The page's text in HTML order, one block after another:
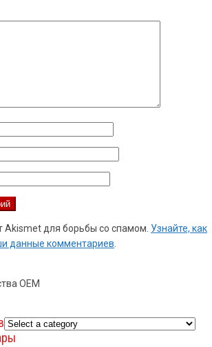
Akismet для борьбы со спамом. Узнайте, как
данные комментариев
OEM